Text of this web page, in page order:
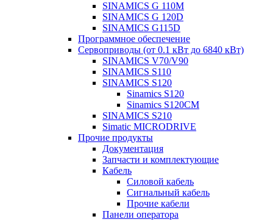
SINAMICS G 110M
SINAMICS G 120D
SINAMICS G115D
Программное обеспечение
Сервоприводы (от 0.1 кВт до 6840 кВт)
SINAMICS V70/V90
SINAMICS S110
SINAMICS S120
Sinamics S120
Sinamics S120CM
SINAMICS S210
Simatic MICRODRIVE
Прочие продукты
Документация
Запчасти и комплектующие
Кабель
Силовой кабель
Сигнальный кабель
Прочие кабели
Панели оператора